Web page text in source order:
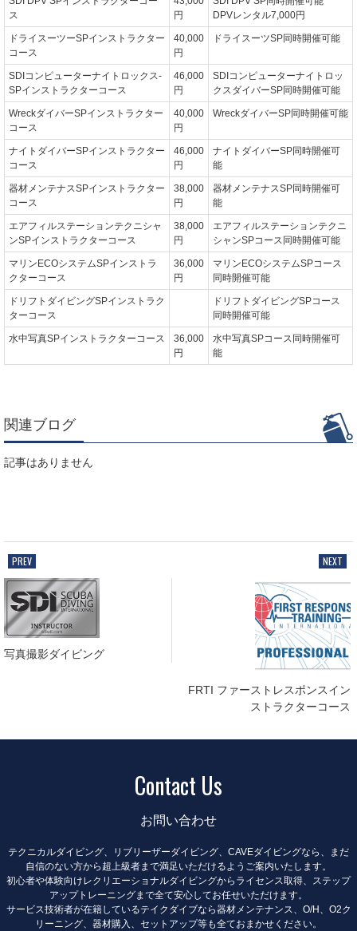
ス
円
DPVレンタル7,000円
ドライスーツーSPインストラクター
コース
40,000
円
ドライスーツSP同時開催可能
SDIコンピューターナイトロックス-
SPインストラクターコース
46,000
円
SDIコンピューターナイトロッ
クスダイバーSP同時開催可能
WreckダイバーSPインストラクター
コース
40,000
円
WreckダイバーSP同時開催可能
ナイトダイバーSPインストラクター
コース
46,000
円
ナイトダイバーSP同時開催可
能
器材メンテナスSPインストラクター
コース
38,000
円
器材メンテナスSP同時開催可
能
エアフィルステーションテクニシャ
ンSPインストラクターコース
38,000
円
エアフィルステーションテクニ
シャンSPコース同時開催可能
マリンECOシステムSPインストラ
クターコース
36,000
円
マリンECOシステムSPコース
同時開催可能
ドリフトダイビングSPインストラク
ターコース
ドリフトダイビングSPコース
同時開催可能
水中写真SPインストラクターコース
36,000
円
水中写真SPコース同時開催可
能
関連ブログ
記事はありません
写真撮影ダイビング
FRTI ファーストレスポンスイン
ストラクターコース
Contact Us
お問い合わせ
テクニカルダイビング、リブリーザーダイビング、CAVEダイビングなら、まだ
自信のない方から超上級者まで満足いただけるようご案内いたします。
初心者や体験向けレクリエーショナルダイビングからライセンス取得、ステップ
アップトレーニングまで全て安心してお任せいただけます。
サービス技術者が在籍しているテイクダイブなら器材メンテナンス、O/H、O2ク
リーニング、器材購入、セットアップ等も全ておまかせください。